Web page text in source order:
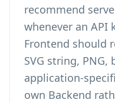
recommend
whenever an API
Frontend should
SVG string, PNG,
application-
own Backend